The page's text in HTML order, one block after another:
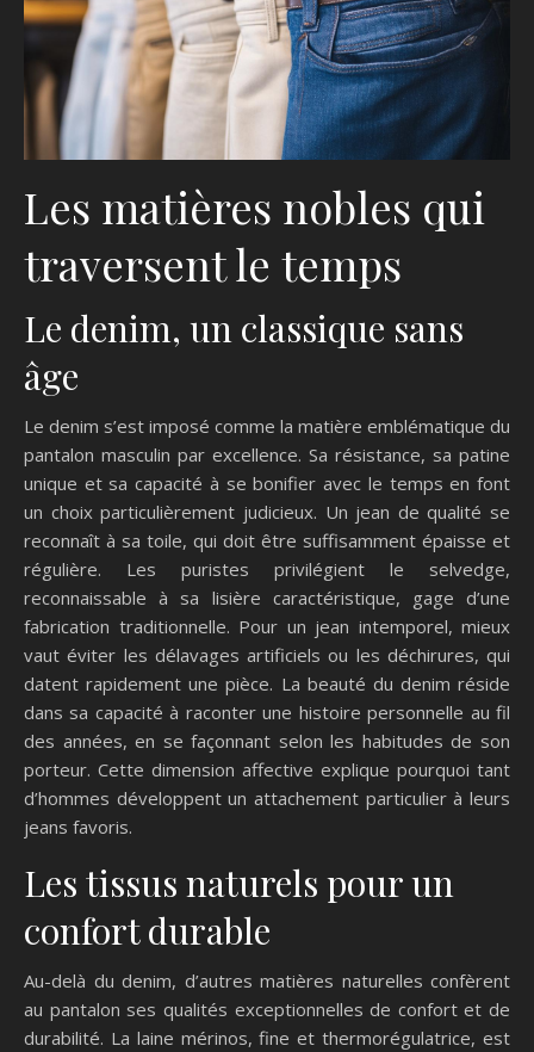
Les matières nobles qui
traversent le temps
Le denim, un classique sans
âge
Le denim s’est imposé comme la matière emblématique du
pantalon masculin par excellence. Sa résistance, sa patine
unique et sa capacité à se bonifier avec le temps en font
un choix particulièrement judicieux. Un jean de qualité se
reconnaît à sa toile, qui doit être suffisamment épaisse et
régulière. Les puristes privilégient le selvedge,
reconnaissable à sa lisière caractéristique, gage d’une
fabrication traditionnelle. Pour un jean intemporel, mieux
vaut éviter les délavages artificiels ou les déchirures, qui
datent rapidement une pièce. La beauté du denim réside
dans sa capacité à raconter une histoire personnelle au fil
des années, en se façonnant selon les habitudes de son
porteur. Cette dimension affective explique pourquoi tant
d’hommes développent un attachement particulier à leurs
jeans favoris.
Les tissus naturels pour un
confort durable
Au-delà du denim, d’autres matières naturelles confèrent
au pantalon ses qualités exceptionnelles de confort et de
durabilité. La laine mérinos, fine et thermorégulatrice, est